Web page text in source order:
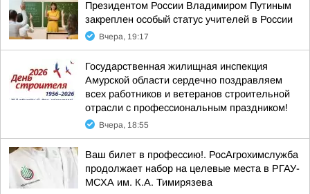
Президентом России Владимиром Путиным
закреплен особый статус учителей в России
Вчера, 19:17
Государственная жилищная инспекция
Амурской области сердечно поздравляем
всех работников и ветеранов строительной
отрасли с профессиональным праздником!
Вчера, 18:55
Ваш билет в профессию!. РосАгрохимслужба
продолжает набор на целевые места в РГАУ-
МСХА им. К.А. Тимирязева